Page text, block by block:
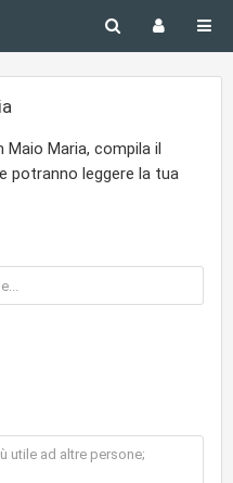
Maria, compila il
potranno leggere la tua